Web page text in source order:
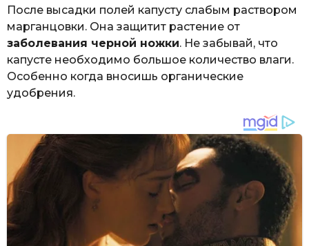
После высадки полей капусту слабым раствором
марганцовки. Она защитит растение от
заболевания черной ножки. Не забывай, что
капусте необходимо большое количество влаги.
Особенно когда вносишь органические
удобрения.